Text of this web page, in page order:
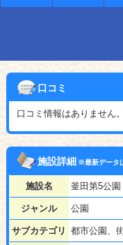
口コミ
口コミ情報はありません。
施設詳細
※最新データ
施設名 釜田第5公園
ジャンル 公園
サブカテゴリ 都市公園、